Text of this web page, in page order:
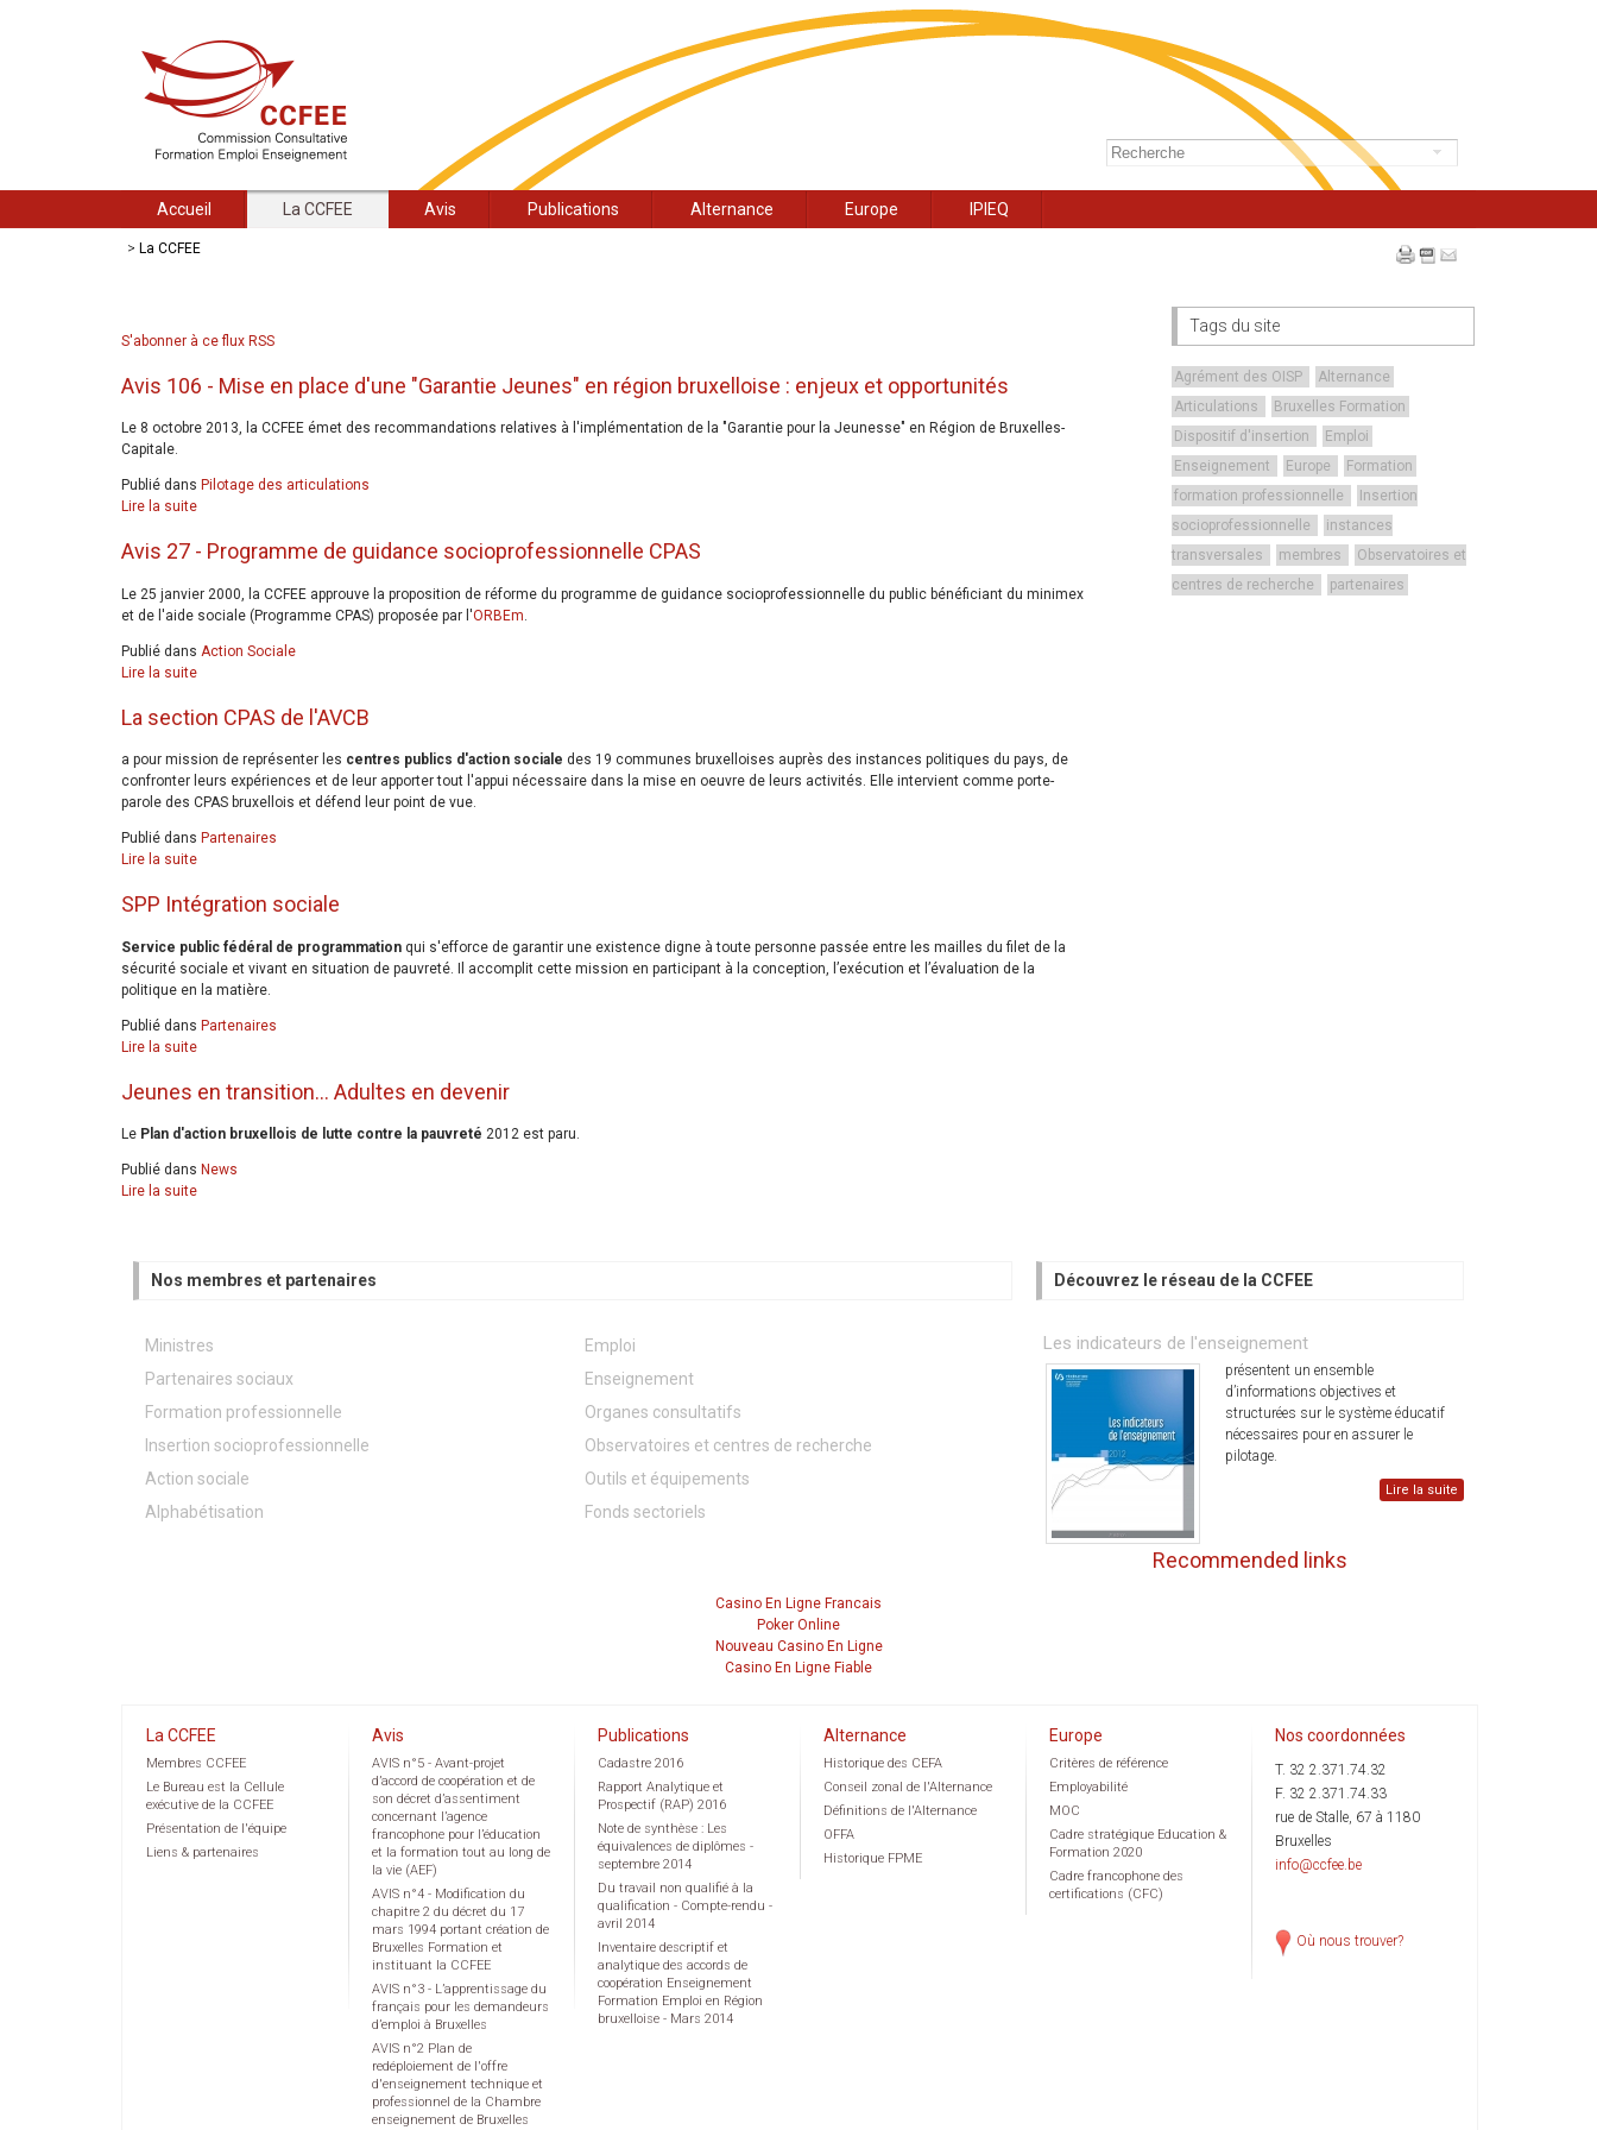
Accueil La CCFEE Avis Publications Alternance Europe IPIEQ
> La CCFEE
S'abonner à ce flux RSS
Avis 106 - Mise en place d'une "Garantie Jeunes" en région bruxelloise : enjeux et opportunités
Le 8 octobre 2013, la CCFEE émet des recommandations relatives à l'implémentation de la "Garantie pour la Jeunesse" en Région de Bruxelles-
Capitale.
Publié dans Pilotage des articulations
Lire la suite
Avis 27 - Programme de guidance socioprofessionnelle CPAS
Le 25 janvier 2000, la CCFEE approuve la proposition de réforme du programme de guidance socioprofessionnelle du public bénéficiant du minimex
et de l'aide sociale (Programme CPAS) proposée par l'ORBEm.
Publié dans Action Sociale
Lire la suite
La section CPAS de l'AVCB
a pour mission de représenter les centres publics d'action sociale des 19 communes bruxelloises auprès des instances politiques du pays, de
confronter leurs expériences et de leur apporter tout l'appui nécessaire dans la mise en oeuvre de leurs activités. Elle intervient comme porte-
parole des CPAS bruxellois et défend leur point de vue.
Publié dans Partenaires
Lire la suite
SPP Intégration sociale
Service public fédéral de programmation qui s'efforce de garantir une existence digne à toute personne passée entre les mailles du filet de la
sécurité sociale et vivant en situation de pauvreté. Il accomplit cette mission en participant à la conception, l’exécution et l’évaluation de la
politique en la matière.
Publié dans Partenaires
Lire la suite
Jeunes en transition... Adultes en devenir
Le Plan d'action bruxellois de lutte contre la pauvreté 2012 est paru.
Publié dans News
Lire la suite
Tags du site
Agrément des OISP
Alternance
Articulations
Bruxelles Formation
Dispositif d'insertion
Emploi
Enseignement
Europe
Formation
formation professionnelle
Insertion
socioprofessionnelle
instances
transversales
membres
Observatoires et
centres de recherche
partenaires
Nos membres et partenaires
Ministres
Partenaires sociaux
Formation professionnelle
Insertion socioprofessionnelle
Action sociale
Alphabétisation
Emploi
Enseignement
Organes consultatifs
Observatoires et centres de recherche
Outils et équipements
Fonds sectoriels
Découvrez le réseau de la CCFEE
Les indicateurs de l'enseignement
présentent un ensemble
d’informations objectives et
structurées sur le système éducatif
nécessaires pour en assurer le
pilotage.
Lire la suite
Recommended links
Casino En Ligne Francais
Poker Online
Nouveau Casino En Ligne
Casino En Ligne Fiable
La CCFEE
Membres CCFEE
Le Bureau est la Cellule
exécutive de la CCFEE
Présentation de l'équipe
Liens & partenaires
Avis
AVIS n°5 - Avant-projet
d’accord de coopération et de
son décret d’assentiment
concernant l’agence
francophone pour l’éducation
et la formation tout au long de
la vie (AEF)
AVIS n°4 - Modification du
chapitre 2 du décret du 17
mars 1994 portant création de
Bruxelles Formation et
instituant la CCFEE
AVIS n°3 - L’apprentissage du
français pour les demandeurs
d’emploi à Bruxelles
AVIS n°2 Plan de
redéploiement de l'offre
d'enseignement technique et
professionnel de la Chambre
enseignement de Bruxelles
Publications
Cadastre 2016
Rapport Analytique et
Prospectif (RAP) 2016
Note de synthèse : Les
équivalences de diplômes -
septembre 2014
Du travail non qualifié à la
qualification - Compte-rendu -
avril 2014
Inventaire descriptif et
analytique des accords de
coopération Enseignement
Formation Emploi en Région
bruxelloise - Mars 2014
Alternance
Historique des CEFA
Conseil zonal de l'Alternance
Définitions de l'Alternance
OFFA
Historique FPME
Europe
Critères de référence
Employabilité
MOC
Cadre stratégique Education &
Formation 2020
Cadre francophone des
certifications (CFC)
Nos coordonnées
T. 32 2.371.74.32
F. 32 2.371.74.33
rue de Stalle, 67 à 1180
Bruxelles
info@ccfee.be
Où nous trouver?